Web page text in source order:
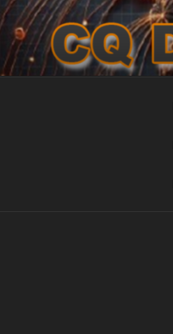
Tartalomhoz